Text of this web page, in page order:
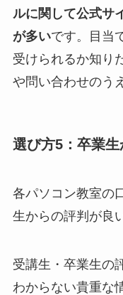
ルに関して公式サ
が多いです。目当
受けられるか知り
や問い合わせのう
選び方5：卒業
各パソコン教室の
生からの評判が良
受講生・卒業生の
わからない貴重な